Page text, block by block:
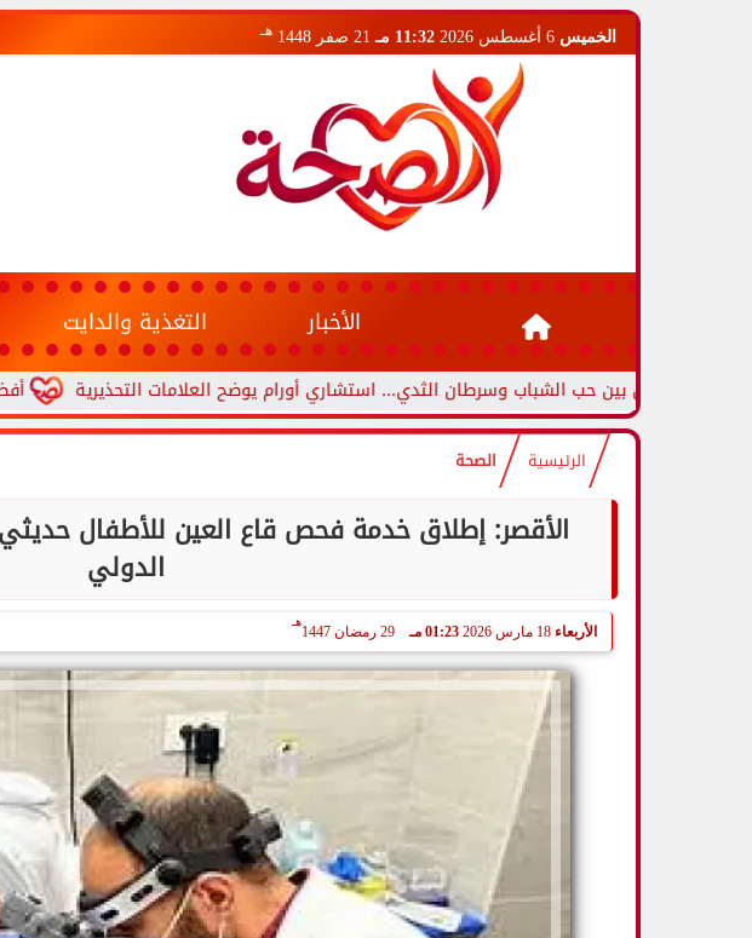
الخميس 11:32 مـ 21 صفر 1448 هـ
الأخبار التغذية والدايت
أفضل أطعمة بين حب الشباب وسرطان الثدي... استشاري أورام يوضح العلامات التحذيرية
الرئيسية الصحة
الأقصر: إطلاق خدمة فحص قاع العين للأطفال
الدولي
الأربعاء 18 مارس 2026 01:23 مـ 29 رمضان 1447
هـ